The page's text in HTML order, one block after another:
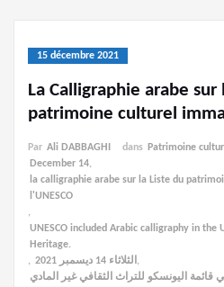
15 décembre 2021
La Calligraphie arabe sur
patrimoine culturel
Par Ali DABBAGHI dans Patrimoine
December 14,
la calligraphie arabe sur la Liste du
l'UNESCO
,
UNESCO included Arabic calligraphy in the
Heritage.
,
الثلاثاء 14 ديسمبر 2021 ,
قائمة اليونسكو للتراث الثقافي غير المادي